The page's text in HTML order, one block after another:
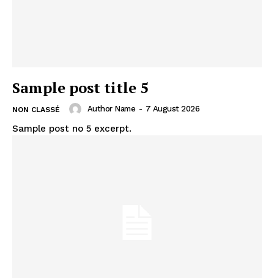
Sample post title 5
NON CLASSÉ Author Name - 7 August 2026
Sample post no 5 excerpt.